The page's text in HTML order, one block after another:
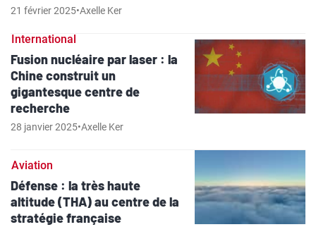
21 février 2025•Axelle Ker
International
Fusion nucléaire par laser : la
Chine construit un
gigantesque centre de
recherche
28 janvier 2025•Axelle Ker
Aviation
Défense : la très haute
altitude (THA) au centre de la
stratégie française